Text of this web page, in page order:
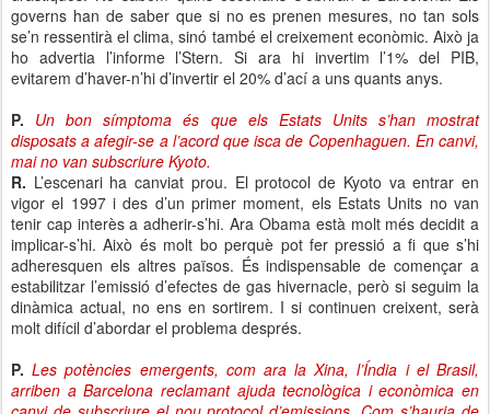
governs han de saber que si no es prenen mesures, no tan sols
se’n ressentirà el clima, sinó també el creixement econòmic. Això ja
ho advertia l’informe l’Stern. Si ara hi invertim l’1% del PIB,
evitarem d’haver-n’hi d’invertir el 20% d’ací a uns quants anys.
P. Un bon símptoma és que els Estats Units s’han mostrat
disposats a afegir-se a l’acord que isca de Copenhaguen. En canvi,
mai no van subscriure Kyoto.
R. L’escenari ha canviat prou. El protocol de Kyoto va entrar en
vigor el 1997 i des d’un primer moment, els Estats Units no van
tenir cap interès a adherir-s’hi. Ara Obama està molt més decidit a
implicar-s’hi. Això és molt bo perquè pot fer pressió a fi que s’hi
adheresquen els altres països. És indispensable de començar a
estabilitzar l’emissió d’efectes de gas hivernacle, però si seguim la
dinàmica actual, no ens en sortirem. I si continuen creixent, serà
molt difícil d’abordar el problema després.
P. Les potències emergents, com ara la Xina, l’Índia i el Brasil,
arriben a Barcelona reclamant ajuda tecnològica i econòmica en